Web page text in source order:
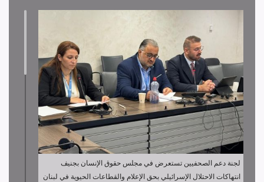
لجنة دعم الصحفيين تستعرض في مجلس حقوق الإنسان بجنيف
انتهاكات الاحتلال الإسرائيلي بحق الإعلام والقطاعات الحيوية في لبنان